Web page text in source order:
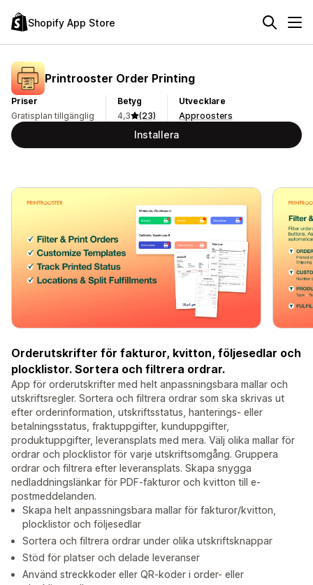
Shopify App Store
Printrooster Order Printing
Priser
Gratisplan tillgänglig
Betyg
4,3
(23)
Utvecklare
Approosters
Installera
Orderutskrifter för fakturor, kvitton, följesedlar och
plocklistor. Sortera och filtrera ordrar.
App för orderutskrifter med helt anpassningsbara mallar och
utskriftsregler. Sortera och filtrera ordrar som ska skrivas ut
efter orderinformation, utskriftsstatus, hanterings- eller
betalningsstatus, fraktuppgifter, kunduppgifter,
produktuppgifter, leveransplats med mera. Välj olika mallar för
ordrar och plocklistor för varje utskriftsomgång. Gruppera
ordrar och filtrera efter leveransplats. Skapa snygga
nedladdningslänkar för PDF-fakturor och kvitton till e-
postmeddelanden.
Skapa helt anpassningsbara mallar för fakturor/kvitton,
plocklistor och följesedlar
Sortera och filtrera ordrar under olika utskriftsknappar
Stöd för platser och delade leveranser
Använd streckkoder eller QR-koder i order- eller